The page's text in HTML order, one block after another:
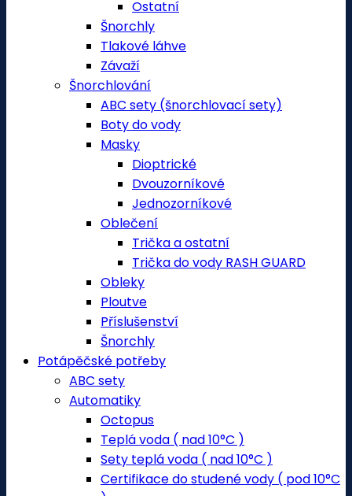
Ostatní
Šnorchly
Tlakové láhve
Závaží
Šnorchlování
ABC sety (šnorchlovací sety)
Boty do vody
Masky
Dioptrické
Dvouzorníkové
Jednozorníkové
Oblečení
Trička a ostatní
Trička do vody RASH GUARD
Obleky
Ploutve
Příslušenství
Šnorchly
Potápěčské potřeby
ABC sety
Automatiky
Octopus
Teplá voda ( nad 10°C )
Sety teplá voda ( nad 10°C )
Certifikace do studené vody ( pod 10°C